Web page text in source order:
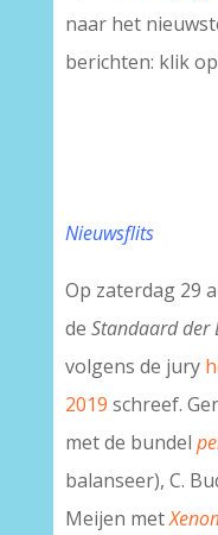
naar het
berichten: klik
Nieuwsflits
Op zaterdag 29
de Standaard der
volgens de jury
2019 schreef.
met de bundel
balanseer), C.
Meijen met